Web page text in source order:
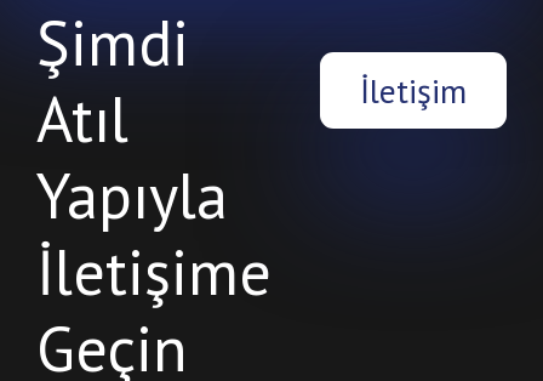
Şimdi
Atıl
Yapıyla
İletişime
Geçin
İletişim